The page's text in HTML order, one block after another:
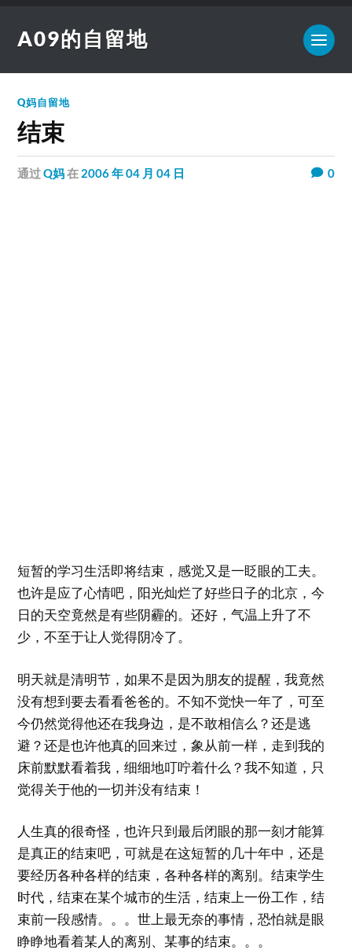
A09的自留地
Q妈自留地
结束
通过Q妈在 2006 年 04 月 04 日 0
短暂的学习生活即将结束，感觉又是一眨眼的工夫。
也许是应了心情吧，阳光灿烂了好些日子的北京，今
日的天空竟然是有些阴霾的。还好，气温上升了不
少，不至于让人觉得阴冷了。
明天就是清明节，如果不是因为朋友的提醒，我竟然
没有想到要去看看爸爸的。不知不觉快一年了，可至
今仍然觉得他还在我身边，是不敢相信么？还是逃
避？还是也许他真的回来过，象从前一样，走到我的
床前默默看着我，细细地叮咛着什么？我不知道，只
觉得关于他的一切并没有结束！
人生真的很奇怪，也许只到最后闭眼的那一刻才能算
是真正的结束吧，可就是在这短暂的几十年中，还是
要经历各种各样的结束，各种各样的离别。结束学生
时代，结束在某个城市的生活，结束上一份工作，结
束前一段感情。。。世上最无奈的事情，恐怕就是眼
睁睁地看着某人的离别、某事的结束。。。